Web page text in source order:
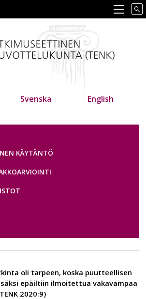
pääsisältöön
Svenska English
neuvottelukunta
KÄYTÄNTÖ
oli tarpeen, koska puutteellisen
epäiltiin ilmoitettua vakavampaa
2020:9)